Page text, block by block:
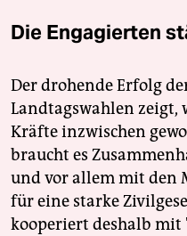
Die Engagierten
Der drohende Erfolg
Landtagswahlen zeigt,
Kräfte inzwischen
braucht es
und vor allem mit den
für eine starke
kooperiert deshalb